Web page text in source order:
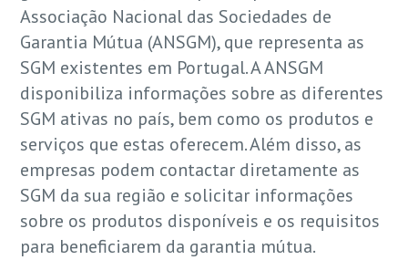
Associação Nacional das Sociedades de
Garantia Mútua (ANSGM), que representa as
SGM existentes em Portugal. A ANSGM
disponibiliza informações sobre as diferentes
SGM ativas no país, bem como os produtos e
serviços que estas oferecem. Além disso, as
empresas podem contactar diretamente as
SGM da sua região e solicitar informações
sobre os produtos disponíveis e os requisitos
para beneficiarem da garantia mútua.